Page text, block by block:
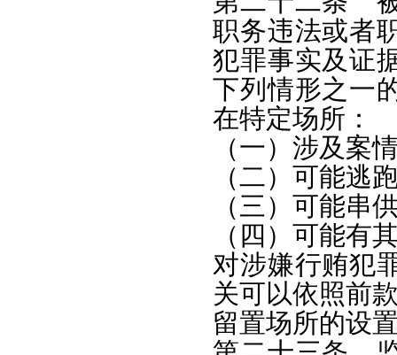
职务违法或者
犯罪事实及证
下列情形之一
在特定场所：
（一）涉及案
（二）可能逃
（三）可能串
（四）可能有
对涉嫌行贿犯
关可以依照前
留置场所的设